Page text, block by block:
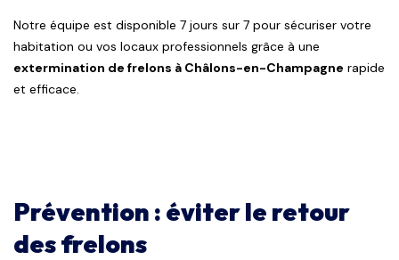
Notre équipe est disponible 7 jours sur 7 pour sécuriser votre
habitation ou vos locaux professionnels grâce à une
extermination de frelons à Châlons-en-Champagne rapide
et efficace.
Prévention : éviter le retour
des frelons